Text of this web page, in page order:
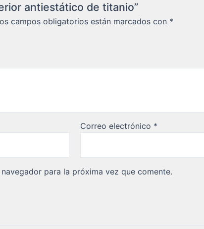
antiestático de titanio”
campos obligatorios están marcados con *
Correo electrónico *
para la próxima vez que comente.